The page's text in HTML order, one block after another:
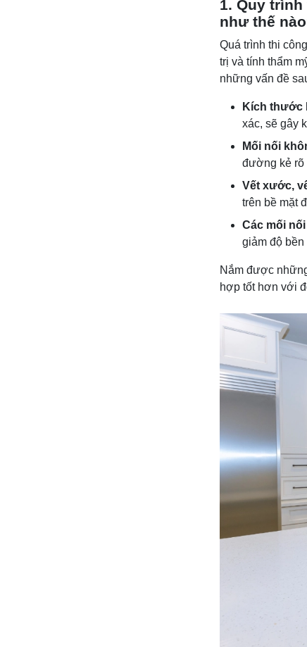
1. Quy
như thế
Quá trình thi
trị và tính thẩm
những vấn đề
Kích thước
xác, sẽ gây
Mối nối
đường kẻ rõ
Vết xước,
trên bề mặt
Các mối
giảm độ bền
Nắm được
hợp tốt hơn với